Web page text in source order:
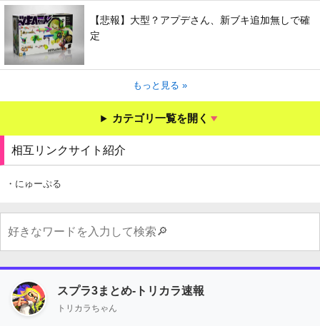
【悲報】大型？アプデさん、新ブキ追加無しで確
定
もっと見る »
カテゴリ一覧を開く
相互リンクサイト紹介
・にゅーぷる
スプラ3まとめ-トリカラ速報
トリカラちゃん